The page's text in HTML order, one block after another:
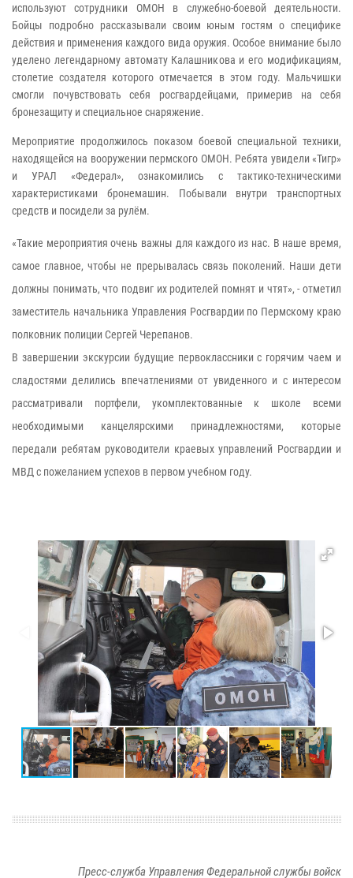
используют сотрудники ОМОН в служебно-боевой деятельности.
Бойцы подробно рассказывали своим юным гостям о специфике
действия и применения каждого вида оружия. Особое внимание было
уделено легендарному автомату Калашникова и его модификациям,
столетие создателя которого отмечается в этом году. Мальчишки
смогли почувствовать себя росгвардейцами, примерив на себя
бронезащиту и специальное снаряжение.
Мероприятие продолжилось показом боевой специальной техники,
находящейся на вооружении пермского ОМОН. Ребята увидели «Тигр»
и УРАЛ «Федерал», ознакомились с тактико-техническими
характеристиками бронемашин. Побывали внутри транспортных
средств и посидели за рулём.
«Такие мероприятия очень важны для каждого из нас. В наше время,
самое главное, чтобы не прерывалась связь поколений. Наши дети
должны понимать, что подвиг их родителей помнят и чтят», - отметил
заместитель начальника Управления Росгвардии по Пермскому краю
полковник полиции Сергей Черепанов.
В завершении экскурсии будущие первоклассники с горячим чаем и
сладостями делились впечатлениями от увиденного и с интересом
рассматривали портфели, укомплектованные к школе всеми
необходимыми канцелярскими принадлежностями, которые
передали ребятам руководители краевых управлений Росгвардии и
МВД с пожеланием успехов в первом учебном году.
Пресс-служба Управления Федеральной службы войск